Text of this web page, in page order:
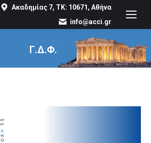
Ακαδημίας 7, ΤΚ: 10671, Αθήνα
info@acci.gr
Γ.Δ.Φ.
You are here: